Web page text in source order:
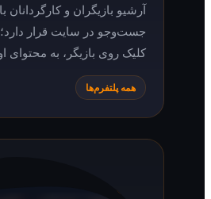
آرشیو بازیگران و کارگردانان با قابلیت
جست‌وجو در سایت قرار دارد؛ در اپ نیز با
کلیک روی بازیگر، به محتوای او می‌رسید.
همه پلتفرم‌ها